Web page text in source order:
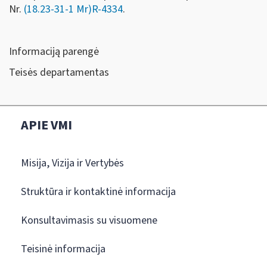
Nr. (18.23-31-1 Mr)R-4334.
Informaciją parengė
Teisės departamentas
APIE VMI
Misija, Vizija ir Vertybės
Struktūra ir kontaktinė informacija
Konsultavimasis su visuomene
Teisinė informacija